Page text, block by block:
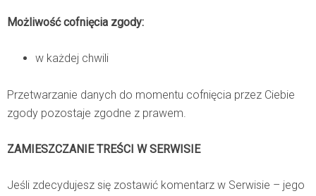
Możliwość cofnięcia zgody:
w każdej chwili
Przetwarzanie danych do momentu cofnięcia przez Ciebie
zgody pozostaje zgodne z prawem.
ZAMIESZCZANIE TREŚCI W SERWISIE
Jeśli zdecydujesz się zostawić komentarz w Serwisie – jego